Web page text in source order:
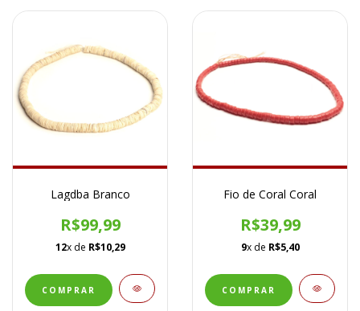
Lagdba Branco
R$99,99
12x de R$10,29
Fio de Coral Coral
R$39,99
9x de R$5,40